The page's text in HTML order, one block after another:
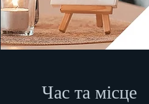
Час та місце